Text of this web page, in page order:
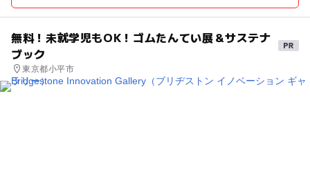
無料！未就学児もOK！ゴムたんてい展＆サステナ
ブック
東京都小平市